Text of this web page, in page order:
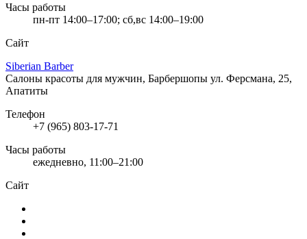
Часы работы
пн-пт 14:00–17:00; сб,вс 14:00–19:00
Сайт
Siberian Barber
Салоны красоты для мужчин, Барбершопы ул. Ферсмана, 25,
Апатиты
Телефон
+7 (965) 803-17-71
Часы работы
ежедневно, 11:00–21:00
Сайт